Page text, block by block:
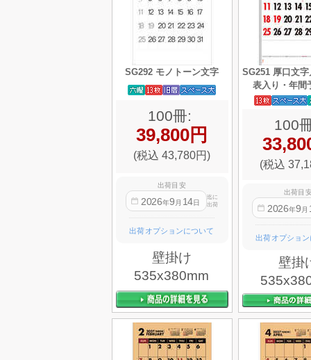
SG292 モノトーン文字
100冊:
39,800円
(税込 43,780円)
出荷目安
2026年9 月 14日
迄に
出荷
出荷オプションについて
壁掛け
535x380mm
SG251 厚口文
表入り・年間
100
(税込
出荷目
2026年9 月
出荷オプショ
壁掛